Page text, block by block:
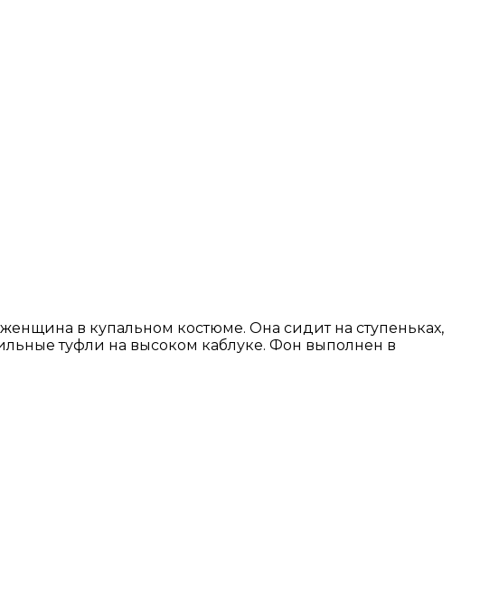
в купальном костюме. Она сидит на ступеньках,
туфли на высоком каблуке. Фон выполнен в